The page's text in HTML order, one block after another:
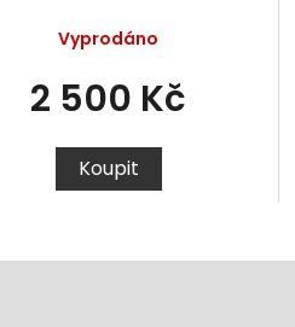
Vyprodáno
2 500 Kč
Koupit